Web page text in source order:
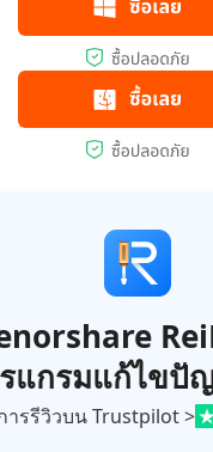
แกรมแก้ไขปั
ารรีวิวบน Trustpilot >